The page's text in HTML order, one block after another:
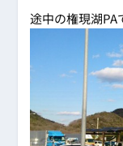
途中の権現湖PA